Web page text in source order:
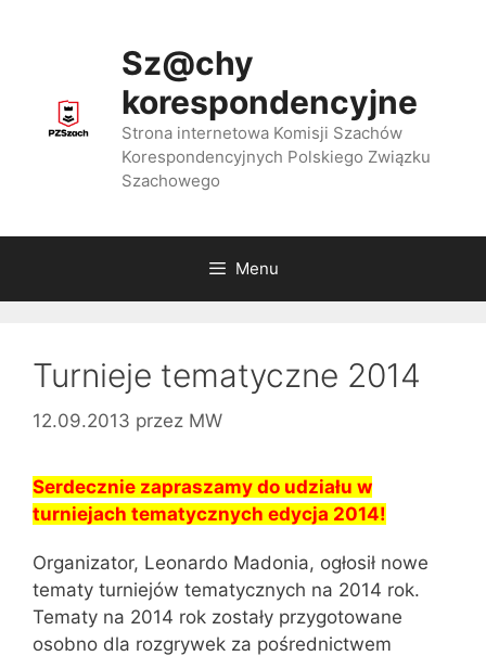
Sz@chy
korespondencyjne
Strona internetowa Komisji Szachów
Korespondencyjnych Polskiego Związku
Szachowego
Menu
Turnieje tematyczne 2014
12.09.2013 przez MW
Serdecznie zapraszamy do udziału w
turniejach tematycznych edycja 2014!
Organizator, Leonardo Madonia, ogłosił nowe
tematy turniejów tematycznych na 2014 rok.
Tematy na 2014 rok zostały przygotowane
osobno dla rozgrywek za pośrednictwem